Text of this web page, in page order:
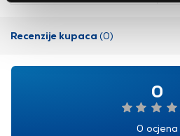
Recenzije kupaca (0)
0
0 ocjena